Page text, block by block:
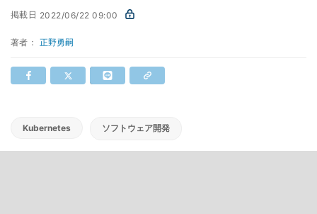
掲載日 2022/06/22 09:00
著者： 正野勇嗣
Kubernetes ソフトウェア開発